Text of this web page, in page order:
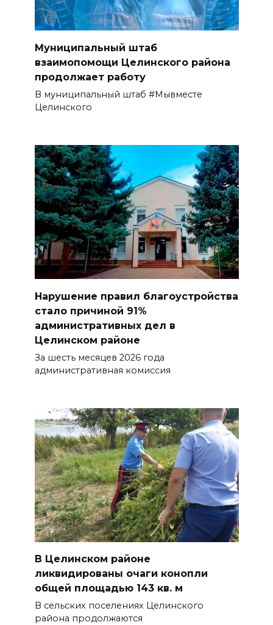
Муниципальный штаб
взаимопомощи Целинского района
продолжает работу
В муниципальный штаб #Мывместе
Целинского
Нарушение правил благоустройства
стало причиной 91%
административных дел в
Целинском районе
За шесть месяцев 2026 года
административная комиссия
В Целинском районе
ликвидированы очаги конопли
общей площадью 143 кв. м
В сельских поселениях Целинского
района продолжаются